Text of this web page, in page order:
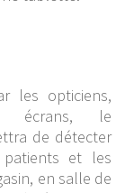
les opticiens,
écrans, le
de détecter
patients et les
en salle de